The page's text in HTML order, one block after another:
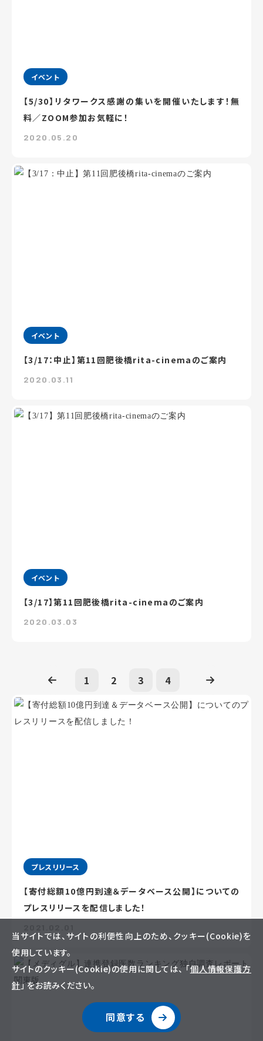
イベント
【5/30】リタワークス感謝の集いを開催いたします！無
料／ZOOM参加お気軽に！
2020.05.20
イベント
【3/17：中止】第11回肥後橋rita-cinemaのご案内
2020.03.11
イベント
【3/17】第11回肥後橋rita-cinemaのご案内
2020.03.03
1 2 3 4
プレスリリース
【寄付総額10億円到達＆データベース公開】についての
プレスリリースを配信しました！
当サイトでは、サイトの利便性向上のため、クッキー(Cookie)を
使用しています。
サイトのクッキー(Cookie)の使用に関しては、 「個人情報保護方
針」 をお読みください。
同意する